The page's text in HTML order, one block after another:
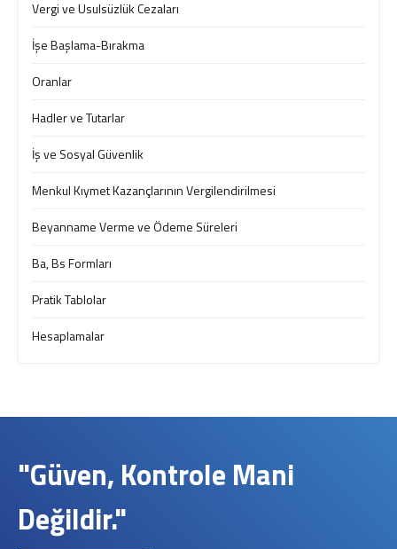
Vergi ve Usulsüzlük Cezaları
İşe Başlama-Bırakma
Oranlar
Hadler ve Tutarlar
İş ve Sosyal Güvenlik
Menkul Kıymet Kazançlarının Vergilendirilmesi
Beyanname Verme ve Ödeme Süreleri
Ba, Bs Formları
Pratik Tablolar
Hesaplamalar
"Güven, Kontrole Mani
Değildir."